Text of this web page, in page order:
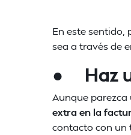
En este sentido,
sea a través de
● Haz
Aunque parezca
extra en la
contacto con un